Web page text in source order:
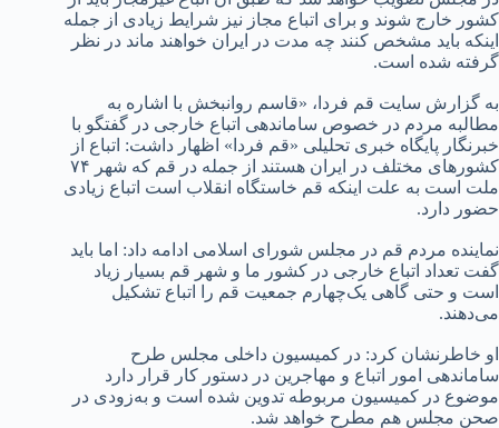
کشور خارج شوند و برای اتباع مجاز نیز شرایط زیادی از جمله
اینکه باید مشخص کنند چه مدت در ایران خواهند ماند در نظر
گرفته شده است.
​​​​به گزارش سایت قم فردا، «قاسم روانبخش با اشاره به
مطالبه مردم در خصوص ساماندهی اتباع خارجی در گفتگو با
خبرنگار پایگاه خبری تحلیلی «قم فردا» اظهار داشت: اتباع از
کشورهای مختلف در ایران هستند از جمله در قم که شهر ۷۴
ملت است به علت اینکه قم خاستگاه انقلاب است اتباع زیادی
حضور دارد.
نماینده مردم قم در مجلس شورای اسلامی ادامه داد: اما باید
گفت تعداد اتباع خارجی در کشور ما و شهر قم بسیار زیاد
است و حتی گاهی یک‌چهارم جمعیت قم را اتباع تشکیل
می‌دهند.
او خاطرنشان کرد: در کمیسیون داخلی مجلس طرح
ساماندهی امور اتباع و مهاجرین در دستور کار قرار دارد
موضوع در کمیسیون مربوطه تدوین شده است و به‌زودی در
صحن مجلس هم مطرح خواهد شد.